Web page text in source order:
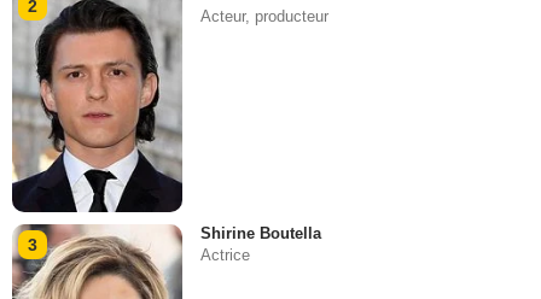
2
Acteur, producteur
3
Shirine Boutella
Actrice